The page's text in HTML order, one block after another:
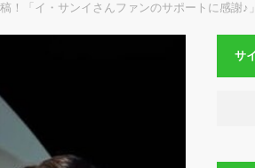
！「イ・サンイさんファンのサポートに感謝♪
サ